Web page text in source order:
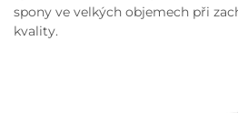
spony ve velkých objemech při
kvality.